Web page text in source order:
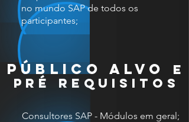
no mundo SAP de todos os
participantes;
público alvo e
pré requisitos
Consultores SAP - Módulos em geral;